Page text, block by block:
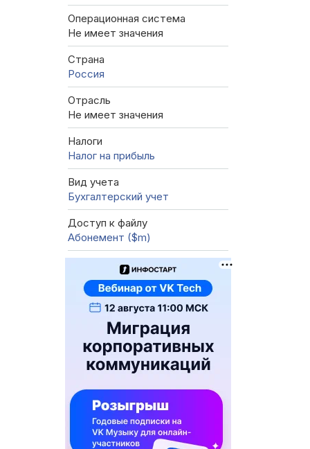
Операционная система
Не имеет значения
Страна
Россия
Отрасль
Не имеет значения
Налоги
Налог на прибыль
Вид учета
Бухгалтерский учет
Доступ к файлу
Абонемент ($m)